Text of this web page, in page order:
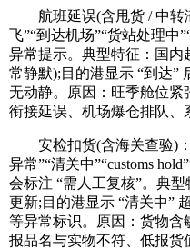
航班延误(含甩货 / 中转
飞”“到达机场”“货站处理中
异常提示。典型特征：国内
常静默);目的港显示 “到达”
无动静。原因：旺季舱位紧
衔接延误、机场爆仓排队、
安检扣货(含海关查验)：
异常”“清关中”“customs
会标注 “需人工复核”。典
更新;目的港显示 “清关中”
等异常标识。原因：货物含
报品名与实物不符、低报货